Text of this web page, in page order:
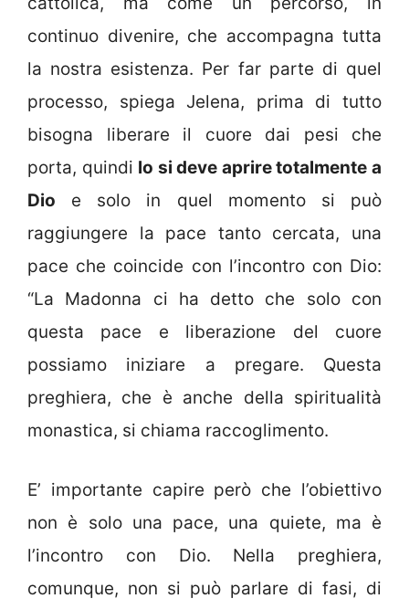
continuo divenire, che accompagna tutta
la nostra esistenza. Per far parte di quel
processo, spiega Jelena, prima di tutto
bisogna liberare il cuore dai pesi che
porta, quindi lo si deve aprire totalmente a
Dio e solo in quel momento si può
raggiungere la pace tanto cercata, una
pace che coincide con l’incontro con Dio:
“La Madonna ci ha detto che solo con
questa pace e liberazione del cuore
possiamo iniziare a pregare. Questa
preghiera, che è anche della spiritualità
monastica, si chiama raccoglimento.
E’ importante capire però che l’obiettivo
non è solo una pace, una quiete, ma è
l’incontro con Dio. Nella preghiera,
comunque, non si può parlare di fasi, di